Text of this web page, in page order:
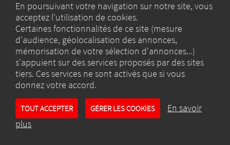
Copyright ©Nixos.com
Règles de diffusion
Conditions générales de vente
Gestion des cookies
Nous contacter
En poursuivant votre navigation sur notre site, vous
acceptez l'utilisation de cookies.
Certaines fonctionnalités de ce site (mesure
d'audience, géolocalisation des annonces,
mémorisation de votre sélection d'annonces...)
s'appuient sur des services proposés par des sites
tiers. Ces services ne sont activés que si vous
donnez votre accord.
TOUT ACCEPTER GÉRER LES COOKIES
En savoir
plus